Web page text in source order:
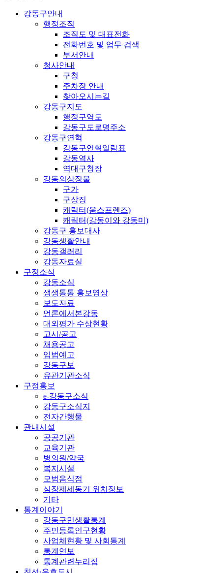
강동구안내
행정조직
조직도 및 대표전화
전화번호 및 업무 검색
부서안내
청사안내
구청
주차장 안내
찾아오시는길
강동구지도
행정구역도
강동구도로명주소
강동구연혁
강동구연혁일람표
강동역사
역대구청장
강동의상징물
구가
구상징
캐릭터(움스프렌즈)
캐릭터(강동이와 강동미)
강동구 홍보대사
강동생활안내
강동갤러리
강동자료실
구정소식
강동소식
생생통통 홍보영상
보도자료
언론에서본강동
대외평가 수상현황
고시/공고
채용공고
입법예고
강동구보
유관기관소식
구정홍보
e-강동구소식
강동구소식지
전자간행물
관내시설
공공기관
교육기관
병의원/약국
복지시설
모범음식점
심장제세동기 위치정보
기타
통계이야기
강동구민생활통계
주민등록인구현황
사업체현황 및 사회통계
통계연보
통계관련누리집